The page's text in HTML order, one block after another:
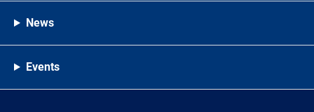
News
Events